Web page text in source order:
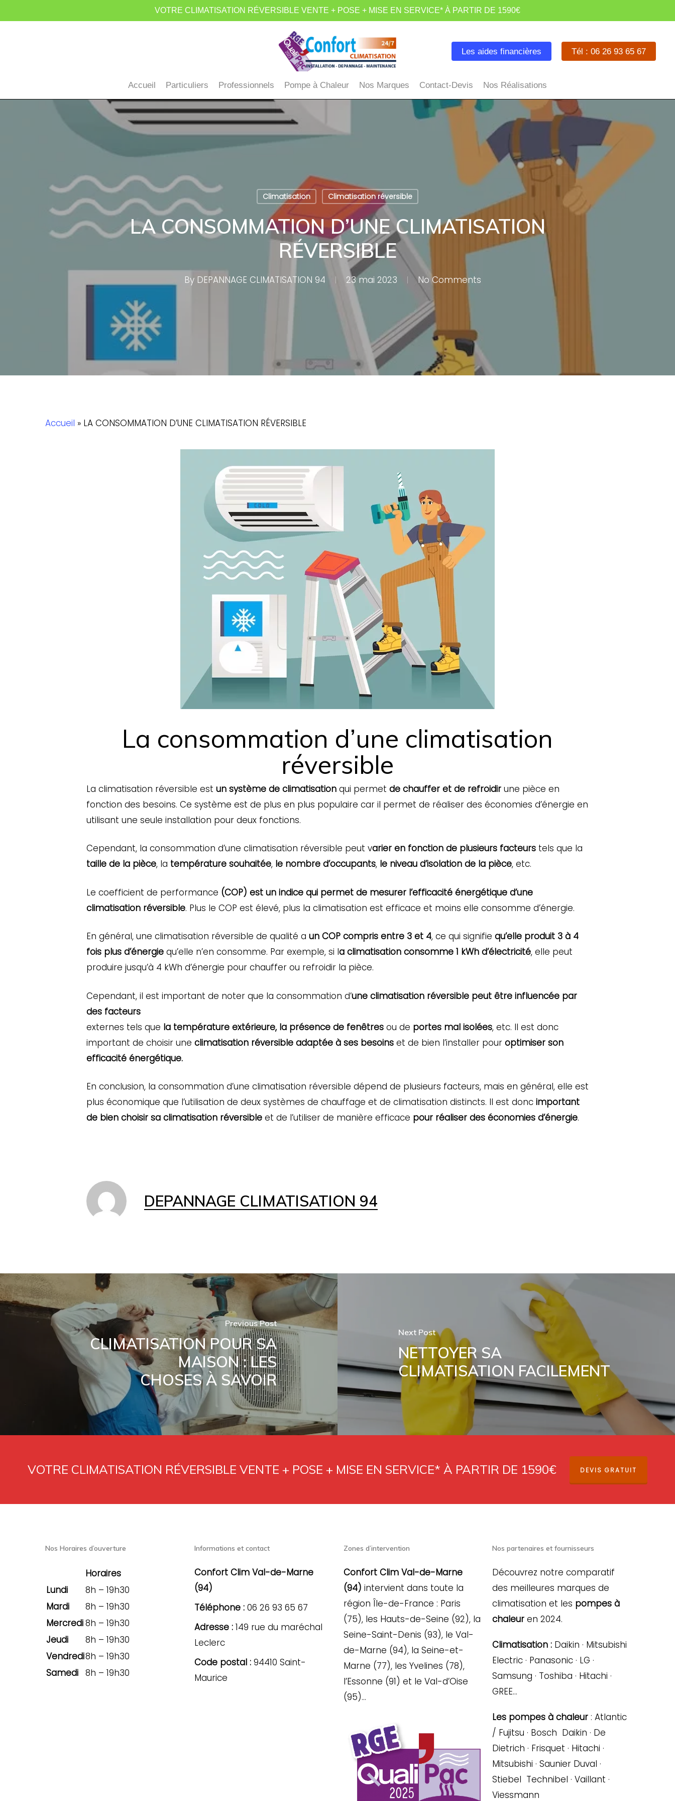
to
VOTRE CLIMATISATION RÉVERSIBLE VENTE + POSE + MISE EN SERVICE* À PARTIR DE 1590€
Les aides financières Tél : 06 26 93 65 67
Accueil Particuliers Professionnels Pompe à Chaleur Nos Marques Contact-Devis Nos Réalisations
Climatisation Climatisation réversible
LA CONSOMMATION D’UNE CLIMATISATION
RÉVERSIBLE
By DEPANNAGE CLIMATISATION 94 23 mai 2023 No Comments
Accueil » LA CONSOMMATION D’UNE CLIMATISATION RÉVERSIBLE
La consommation d’une climatisation
réversible
La climatisation réversible est un système de climatisation qui permet de chauffer et de refroidir une pièce en
fonction des besoins. Ce système est de plus en plus populaire car il permet de réaliser des économies d’énergie en
utilisant une seule installation pour deux fonctions.
Cependant, la consommation d’une climatisation réversible peut varier en fonction de plusieurs facteurs tels que la
taille de la pièce, la température souhaitée, le nombre d’occupants, le niveau d’isolation de la pièce, etc.
Le coefficient de performance (COP) est un indice qui permet de mesurer l’efficacité énergétique d’une
climatisation réversible. Plus le COP est élevé, plus la climatisation est efficace et moins elle consomme d’énergie.
En général, une climatisation réversible de qualité a un COP compris entre 3 et 4, ce qui signifie qu’elle produit 3 à 4
fois plus d’énergie qu’elle n’en consomme. Par exemple, si la climatisation consomme 1 kWh d’électricité, elle peut
produire jusqu’à 4 kWh d’énergie pour chauffer ou refroidir la pièce.
Cependant, il est important de noter que la consommation d’une climatisation réversible peut être influencée par
des facteurs
externes tels que la température extérieure, la présence de fenêtres ou de portes mal isolées, etc. Il est donc
important de choisir une climatisation réversible adaptée à ses besoins et de bien l’installer pour optimiser son
efficacité énergétique.
En conclusion, la consommation d’une climatisation réversible dépend de plusieurs facteurs, mais en général, elle est
plus économique que l’utilisation de deux systèmes de chauffage et de climatisation distincts. Il est donc important
de bien choisir sa climatisation réversible et de l’utiliser de manière efficace pour réaliser des économies d’énergie.
DEPANNAGE CLIMATISATION 94
Previous Post
CLIMATISATION POUR SA
MAISON : LES
CHOSES À SAVOIR
Next Post
NETTOYER SA
CLIMATISATION FACILEMENT
VOTRE CLIMATISATION RÉVERSIBLE VENTE + POSE + MISE EN SERVICE* À PARTIR DE 1590€ DEVIS GRATUIT
Nos Horaires d’ouverture
Horaires
Lundi
8h – 19h30
Mardi
8h – 19h30
Mercredi8h – 19h30
Jeudi
8h – 19h30
Vendredi8h – 19h30
Samedi 8h – 19h30
Informations et contact
Confort Clim Val-de-Marne
(94)
Téléphone :06 26 93 65 67
Adresse :149 rue du maréchal
Leclerc
Code postal :94410 Saint-
Maurice
Zones d’intervention
Confort Clim Val-de-Marne
(94) intervient dans toute la
région Île-de-France : Paris
(75), les Hauts-de-Seine (92), la
Seine-Saint-Denis (93), le Val-
de-Marne (94), la Seine-et-
Marne (77), les Yvelines (78),
l’Essonne (91) et le Val-d’Oise
(95)…
Nos partenaires et fournisseurs
Découvrez notre comparatif
des meilleures marques de
climatisation et les pompes à
chaleuren 2024.
Climatisation : Daikin · Mitsubishi
Electric · Panasonic · LG ·
Samsung · Toshiba · Hitachi ·
GREE…
Les pompes à chaleur : Atlantic
/ Fujitsu · Bosch Daikin · De
Dietrich · Frisquet · Hitachi ·
Mitsubishi · Saunier Duval ·
Stiebel Technibel · Vaillant ·
Viessmann